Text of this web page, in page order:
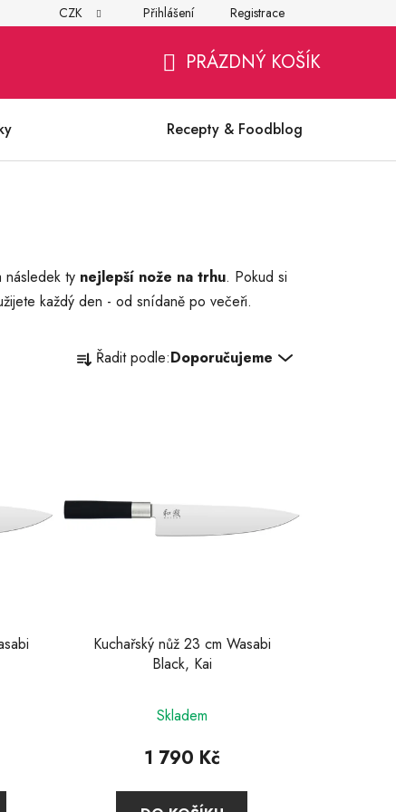
Všeobecné obchodní podmínky Ochrana osobních údajů
CZK Přihlášení Registrace
KOŠÍK
PRÁZDNÝ KOŠÍK
Recepty & Foodblog
následek ty nejlepší nože na trhu. Pokud si
každý den - od snídaně po večeři.
Ř
a
r
Řadit podle:Doporučujeme
Kuchařský nůž 23 cm Wasabi
Black, Kai
Skladem
1 790 Kč